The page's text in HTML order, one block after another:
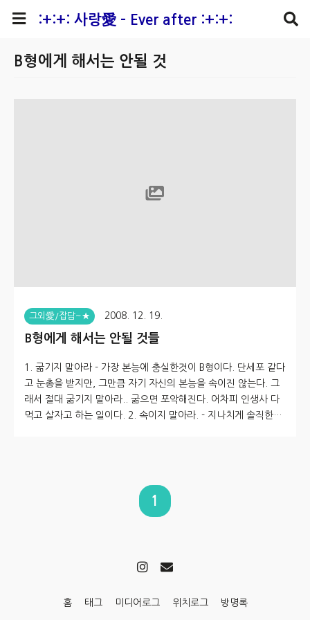
:+:+: 사랑愛 - Ever after :+:+:
B형에게 해서는 안될 것
그외愛/잡담~★ 2008. 12. 19.
B형에게 해서는 안될 것들
1. 굶기지 말아라 - 가장 본능에 충실한것이 B형이다. 단세포 같다
고 눈총을 받지만, 그만큼 자기 자신의 본능을 속이진 않는다. 그
래서 절대 굶기지 말아라.. 굶으면 포악해진다. 어차피 인생사 다
먹고 살자고 하는 일이다. 2. 속이지 말아라. - 지나치게 솔직한것
하거나 헛꿈을 꾸게하면 안된다. - B형 특성상 가끔 현실과 머릿속
에 가상의 이상을 헷갈려한다. 헛꿈을 꾸게 하면.... 그것이 설령
1
홈 태그 미디어로그 위치로그 방명록